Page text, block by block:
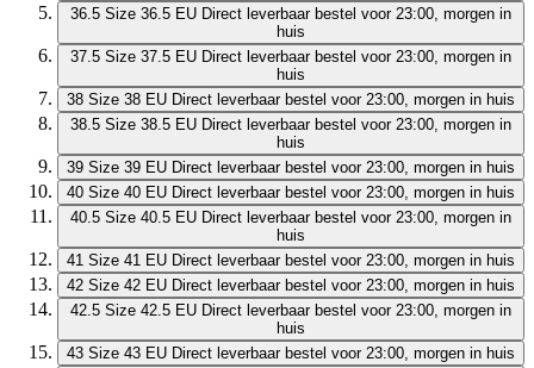
36.5 Size 36.5 EU Direct leverbaar bestel voor 23:00, morgen in
huis
37.5 Size 37.5 EU Direct leverbaar bestel voor 23:00, morgen in
huis
38 Size 38 EU Direct leverbaar bestel voor 23:00, morgen in huis
38.5 Size 38.5 EU Direct leverbaar bestel voor 23:00, morgen in
huis
39 Size 39 EU Direct leverbaar bestel voor 23:00, morgen in huis
40 Size 40 EU Direct leverbaar bestel voor 23:00, morgen in huis
40.5 Size 40.5 EU Direct leverbaar bestel voor 23:00, morgen in
huis
41 Size 41 EU Direct leverbaar bestel voor 23:00, morgen in huis
42 Size 42 EU Direct leverbaar bestel voor 23:00, morgen in huis
42.5 Size 42.5 EU Direct leverbaar bestel voor 23:00, morgen in
huis
43 Size 43 EU Direct leverbaar bestel voor 23:00, morgen in huis